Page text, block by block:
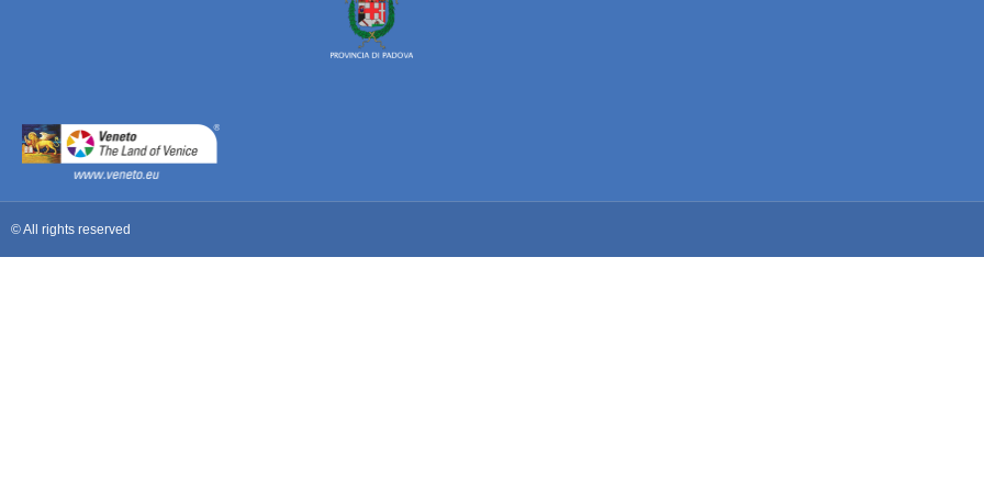
© All rights reserved